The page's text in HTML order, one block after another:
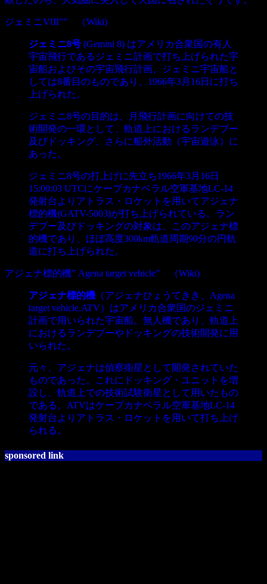
ジェミニVIII”” （Wiki)
ジェミニ8号 (Gemini 8) はアメリカ合衆国の有人
宇宙飛行であるジェミニ計画で打ち上げられた宇
宙船およびその宇宙飛行計画。ジェミニ宇宙船と
しては8番目のものであり、1966年3月16日に打ち
上げられた。
ジェミニ8号の目的は、月飛行計画に向けての技
術開発の一環として、軌道上におけるランデブー
及びドッキング、さらに船外活動（宇宙遊泳）に
あった。
ジェミニ8号の打上げに先立ち1966年3月16日
15:00:03 UTCにケープカナベラル空軍基地LC-14
発射台よりアトラス・ロケットを用いてアジェナ
標的機(GATV-5003)が打ち上げられている。ラン
デブー及びドッキングの対象は、このアジェナ標
的機であり、ほぼ高度300km軌道周期90分の円軌
道に打ち上げられた。
アジェナ標的機” Agena target vehicle” （Wiki)
アジェナ標的機 （アジェナひょうてきき、Agena
target vehicle,ATV）はアメリカ合衆国のジェミニ
計画で用いられた宇宙船。無人機であり、軌道上
におけるランデブーやドッキングの技術開発に用
いられた。
元々、アジェナは偵察衛星として開発されていた
ものであった。これにドッキング・ユニットを増
設し、軌道上での技術試験衛星として用いたもの
である。ATVはケープカナベラル空軍基地LC-14
発射台よりアトラス・ロケットを用いて打ち上げ
られる。
sponsored link